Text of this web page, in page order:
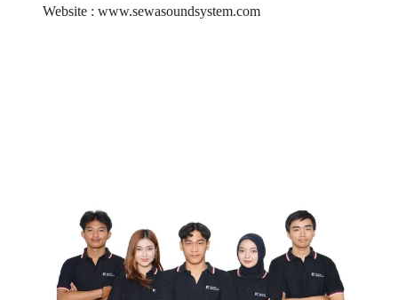
Website : www.sewasoundsystem.com